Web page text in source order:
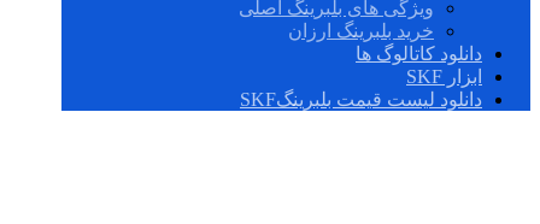
ویژگی های بلبرینگ اصلی
خرید بلبرینگ ارزان
دانلود کاتالوگ ها
ابزار SKF
دانلود لیست قیمت بلبرینگSKF